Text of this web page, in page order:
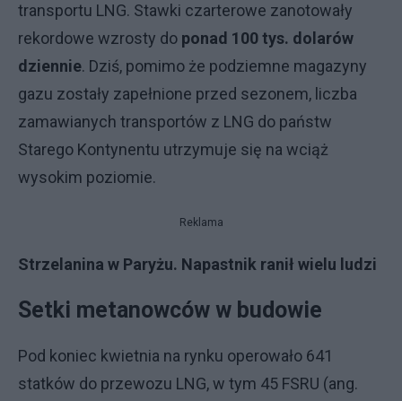
transportu LNG. Stawki czarterowe zanotowały
rekordowe wzrosty do ponad 100 tys. dolarów
dziennie. Dziś, pomimo że podziemne magazyny
gazu zostały zapełnione przed sezonem, liczba
zamawianych transportów z LNG do państw
Starego Kontynentu utrzymuje się na wciąż
wysokim poziomie.
Reklama
Strzelanina w Paryżu. Napastnik ranił wielu ludzi
Setki metanowców w budowie
Pod koniec kwietnia na rynku operowało 641
statków do przewozu LNG, w tym 45 FSRU (ang.